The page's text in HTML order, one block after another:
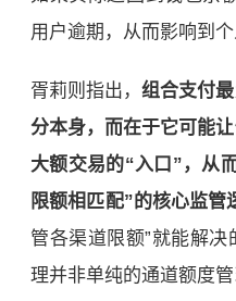
用户逾期，从而影响到个
胥莉则指出，组合支付
分本身，而在于它可能
大额交易的“入口”，从
限额相匹配”的核心监管
管各渠道限额”就能解
理并非单纯的通道额度